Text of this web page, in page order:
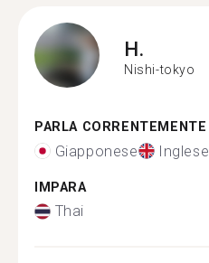
H.
Nishi-tokyo
PARLA CORRENTEMENTE
Giapponese Inglese
IMPARA
Thai